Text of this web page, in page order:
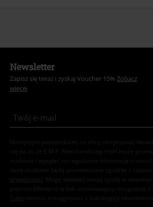
Newsletter
Zapisz się teraz i zyskaj Voucher 15% Zobacz
więcej
Niniejszym potwierdzam, że chcę otrzymywać
się na to, że E.M.P. Merchandising mbH może
osobowe i wysyłać mi regularnie informacje o
dane osobowe będą przetwarzane zgodnie z
prywatności . Mogę odwołać swoją zgodę w
poprzez kliknięcie w link umożliwiający rezygnację z
Tutaj możesz zrezygnować z subskrypcji newslettera.